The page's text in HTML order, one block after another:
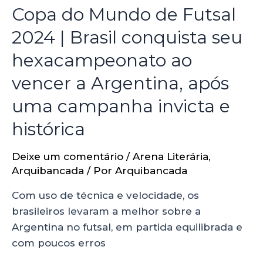
Copa do Mundo de Futsal
2024 | Brasil conquista seu
hexacampeonato ao
vencer a Argentina, após
uma campanha invicta e
histórica
Deixe um comentário / Arena Literária,
Arquibancada / Por Arquibancada
Com uso de técnica e velocidade, os
brasileiros levaram a melhor sobre a
Argentina no futsal, em partida equilibrada e
com poucos erros